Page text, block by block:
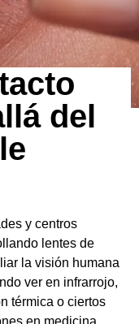
del
y centros
lentes de
la visión humana
ver en infrarrojo,
térmica o ciertos